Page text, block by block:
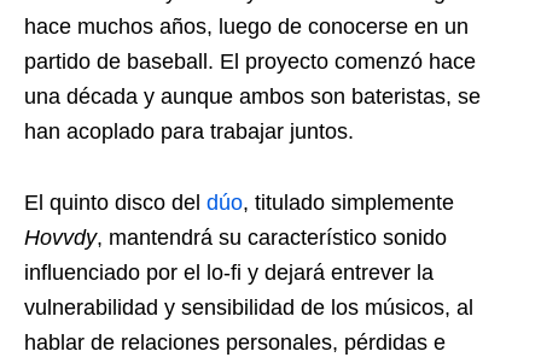
hace muchos años, luego de conocerse en un
partido de baseball. El proyecto comenzó hace
una década y aunque ambos son bateristas, se
han acoplado para trabajar juntos.
El quinto disco del dúo, titulado simplemente
Hovvdy, mantendrá su característico sonido
influenciado por el lo-fi y dejará entrever la
vulnerabilidad y sensibilidad de los músicos, al
hablar de relaciones personales, pérdidas e